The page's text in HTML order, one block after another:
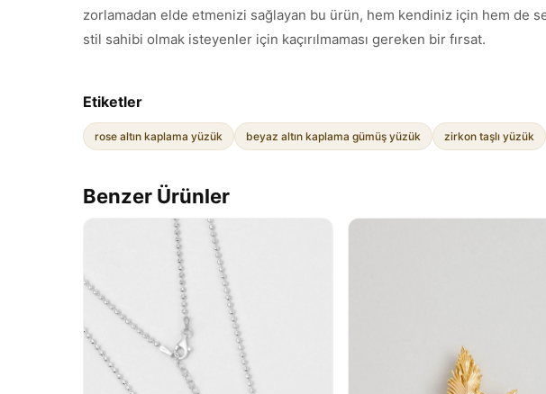
zorlamadan elde etmenizi sağlayan bu ürün, hem kendiniz için hem de
stil sahibi olmak isteyenler için kaçırılmaması gereken bir fırsat.
Etiketler
rose altın kaplama yüzük beyaz altın kaplama gümüş yüzük zirkon taşlı yüzük
Benzer Ürünler